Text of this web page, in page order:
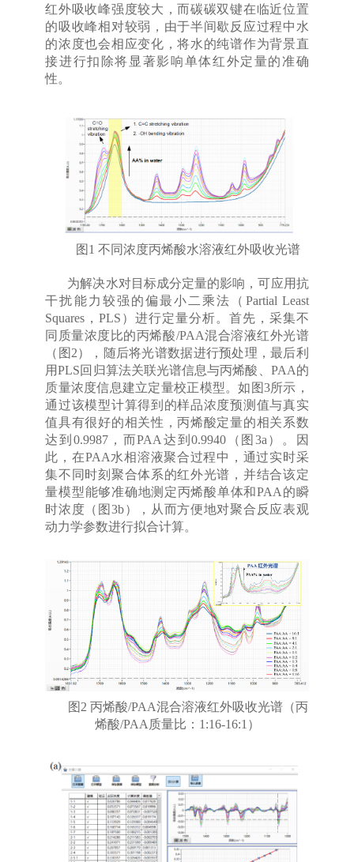
红外吸收峰强度较大，而碳碳双键在临近位置
的吸收峰相对较弱，由于半间歇反应过程中水
的浓度也会相应变化，将水的纯谱作为背景直
接进行扣除将显著影响单体红外定量的准确
性。
图1 不同浓度丙烯酸水溶液红外吸收光谱
为解决水对目标成分定量的影响，可应用抗
干扰能力较强的偏最小二乘法（Partial Least
Squares，PLS）进行定量分析。首先，采集不
同质量浓度比的丙烯酸/PAA混合溶液红外光谱
（图2），随后将光谱数据进行预处理，最后利
用PLS回归算法关联光谱信息与丙烯酸、PAA的
质量浓度信息建立定量校正模型。如图3所示，
通过该模型计算得到的样品浓度预测值与真实
值具有很好的相关性，丙烯酸定量的相关系数
达到0.9987，而PAA达到0.9940（图3a）。因
此，在PAA水相溶液聚合过程中，通过实时采
集不同时刻聚合体系的红外光谱，并结合该定
量模型能够准确地测定丙烯酸单体和PAA的瞬
时浓度（图3b），从而方便地对聚合反应表观
动力学参数进行拟合计算。
图2 丙烯酸/PAA混合溶液红外吸收光谱（丙
烯酸/PAA质量比：1:16-16:1）